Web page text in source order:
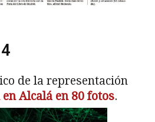
de la representación
en Alcalá en 80 fotos.